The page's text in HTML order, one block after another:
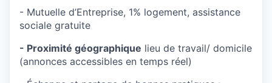
- Mutuelle d’Entreprise, 1% logement, assistance
sociale gratuite
- Proximité géographique lieu de travail/ domicile
(annonces accessibles en temps réel)